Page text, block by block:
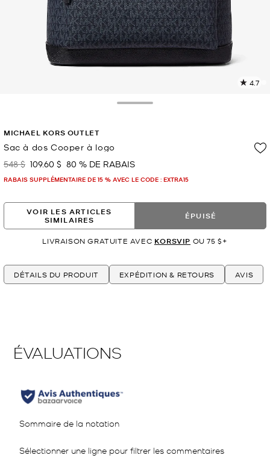
4.7
MICHAEL KORS OUTLET
Sac à dos Cooper à logo
était
548 $ maintenant
109.60 $ 80 % DE RABAIS
RABAIS SUPPLÉMENTAIRE DE 15 % AVEC LE CODE : EXTRA15
VOIR LES ARTICLES
SIMILAIRES
ÉPUISÉ
LIVRAISON GRATUITE AVEC KORSVIP OU 75 $+
DÉTAILS DU PRODUIT EXPÉDITION & RETOURS AVIS